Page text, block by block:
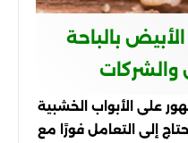
بالباحة
والشركات
على الأبواب الخشبية
إلى التعامل فورًا مع